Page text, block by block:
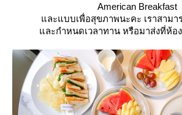
American Breakfast
ละแบบเพื่อสุขภาพนะคะ เราสามา
ละกำหนดเวลาทาน หรือมาส่งที่ห้อ